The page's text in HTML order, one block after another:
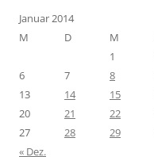
Januar 2014
M
D M
1
6
7 8
13
14 15
20
21 22
27
28 29
« Dez.